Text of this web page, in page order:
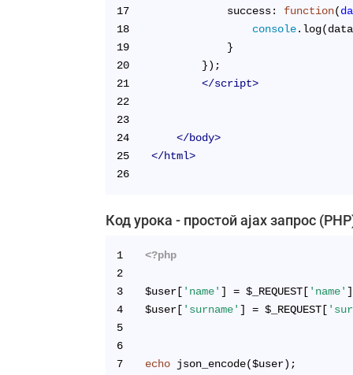
17
            success:
function(
18
console
19
            }
20
        });
21
</script>
22
23
24
</body>
25
</html>
26
Код урока - простой ajax запрос
1
<?php
2
3
$user[ 'name' ] = $_REQUEST[ 'name'
4
$user[ 'surname' ] = $_REQUEST[
5
6
7
echo json_encode($user);